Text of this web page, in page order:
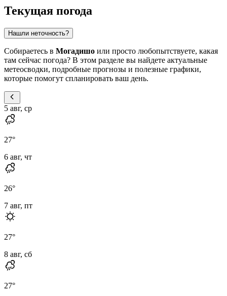
Текущая погода
Нашли неточность?
Собираетесь в Могадишо или просто любопытствуете, какая
там сейчас погода? В этом разделе вы найдете актуальные
метеосводки, подробные прогнозы и полезные графики,
которые помогут спланировать ваш день.
5 авг, ср
27°
6 авг, чт
26°
7 авг, пт
27°
8 авг, сб
27°